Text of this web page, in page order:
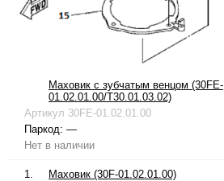
Маховик с зубчатым венцом (30FE-
01.02.01.00/T30.01.03.02)
Артикул 30FE-01.02.01.00
Паркод: —
Нет в наличии
1.
Маховик (30F-01.02.01.00)